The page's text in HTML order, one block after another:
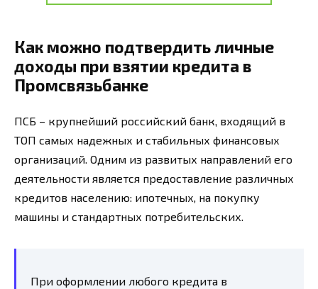
Как можно подтвердить личные
доходы при взятии кредита в
Промсвязьбанке
ПСБ – крупнейший российский банк, входящий в
ТОП самых надежных и стабильных финансовых
организаций. Одним из развитых направлений его
деятельности является предоставление различных
кредитов населению: ипотечных, на покупку
машины и стандартных потребительских.
При оформлении любого кредита в